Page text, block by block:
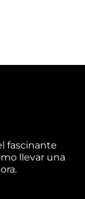
fascinante
llevar una